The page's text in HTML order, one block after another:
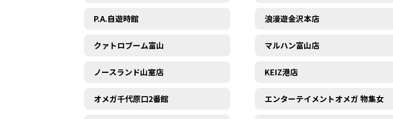
P.A.自遊時館 浪漫遊金沢本店
クァトロブーム富山 マルハン富山店
ノースランド山室店 KEIZ港店
オメガ千代原口2番館 エンターテイメントオメガ 物集女